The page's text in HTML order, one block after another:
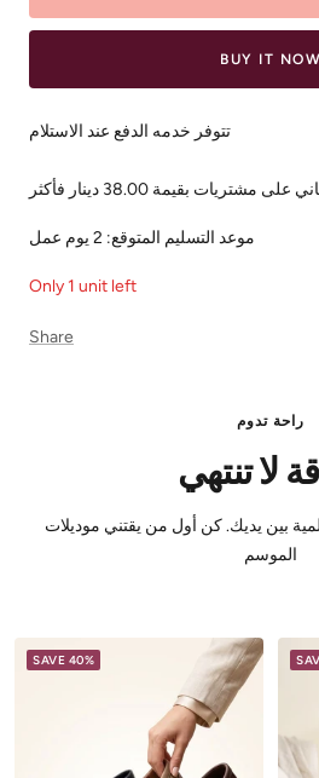
BUY IT NOW
تتوفر خدمه الدفع عند الاستلام
مشتريات بقيمة 38.00 دينار فأكثر
Only 1 unit left
Share
راحة تدوم
لا تنتهي
بين يديك. كن أول من يقتني موديلات
الموسم
SAVE 40%